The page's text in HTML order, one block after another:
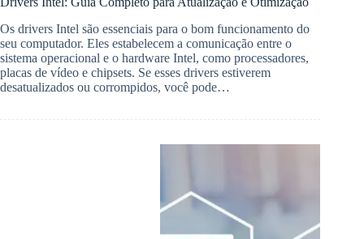
Os drivers Intel são essenciais para o bom funcionamento do
seu computador. Eles estabelecem a comunicação entre o
sistema operacional e o hardware Intel, como processadores,
placas de vídeo e chipsets. Se esses drivers estiverem
desatualizados ou corrompidos, você pode…